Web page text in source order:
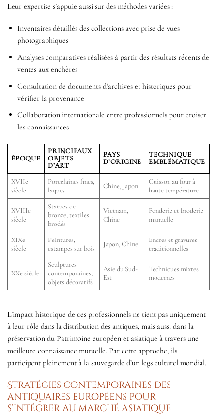
Leur expertise s’appuie aussi sur des méthodes variées :
Inventaires détaillés des collections avec prise de vues
photographiques
Analyses comparatives réalisées à partir des résultats récents de
ventes aux enchères
Consultation de documents d’archives et historiques pour
vérifier la provenance
Collaboration internationale entre professionnels pour croiser
les connaissances
ÉPOQUE
PRINCIPAUX
OBJETS
D’ART
PAYS
D’ORIGINE
TECHNIQUE
EMBLÉMATIQUE
XVIIe
siècle
Porcelaines fines,
laques
Chine, Japon
Cuisson au four à
haute température
XVIIIe
siècle
Statues de
bronze, textiles
brodés
Vietnam,
Chine
Fonderie et broderie
manuelle
XIXe
siècle
Peintures,
estampes sur bois
Japon, Chine
Encres et gravures
traditionnelles
XXe siècle
Sculptures
contemporaines,
objets décoratifs
Asie du Sud-
Est
Techniques mixtes
modernes
L’impact historique de ces professionnels ne tient pas uniquement
à leur rôle dans la distribution des antiques, mais aussi dans la
préservation du Patrimoine européen et asiatique à travers une
meilleure connaissance mutuelle. Par cette approche, ils
participent pleinement à la sauvegarde d’un legs culturel mondial.
Stratégies contemporaines des
antiquaires européens pour
s’intégrer au marché asiatique